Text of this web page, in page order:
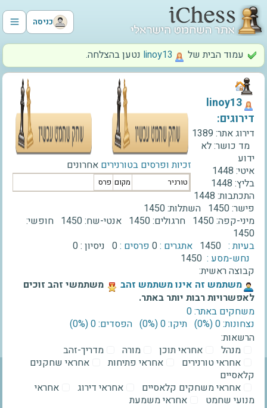
כניסה
עמוד הבית של ‫linoy13‬ נטען בהצלחה.
זכיות ופרסים בטורנירים אחרונים
טורניר מקום פרס
‫linoy13‬
דירוגים:
דירוג אתר:1389
מד כושר:לא
ידוע
איטי: 1448
בליץ: 1448
התכתבות: 1448
פישר:1450 השתלות:1450
מיני-קפה:1450 חרגולים:1450 אנטי-שח:1450 חופשי:
1450
בעיות : 1450 אתגרים :0 פרסים :0 ניסיון :0
נחש-מסע : 1450
קבוצה ראשית:
‫משתמש זה אינו משתמש זהב‬
משתמשי זהב זוכים
לאפשרויות רבות יותר באתר.
משחקים באתר: 0
נצחונות: 0 ‫(0%)‬
תיקו: 0 ‫(0%)‬
הפסדים: 0 ‫(0%)‬
הרשאות:
מנהל
אחראי תוכן מורה
מדריך-זהב
אחראי טורנירים
אחראי פתיחות
אחראי שחקנים
קלאסיים
אחראי משחקים קלאסיים
אחראי דירוג
אחראי
מנועי שחמט
אחראי משמעת